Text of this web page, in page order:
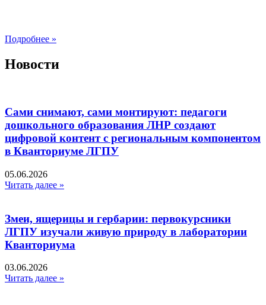
Подробнее »
Новости
Сами снимают, сами монтируют: педагоги
дошкольного образования ЛНР создают
цифровой контент с региональным компонентом
в Кванториуме ЛГПУ​
05.06.2026
Читать далее »
Змеи, ящерицы и гербарии: первокурсники
ЛГПУ изучали живую природу в лаборатории
Кванториума
03.06.2026
Читать далее »